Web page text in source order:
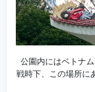
公園内にはベトナ
戦時下、この場所に